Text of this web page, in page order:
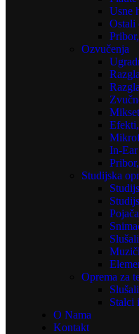
Usne
Ostali
Ozvučenja
In-
Studijska
Oprema za
Stalci
O Nama
Kontakt